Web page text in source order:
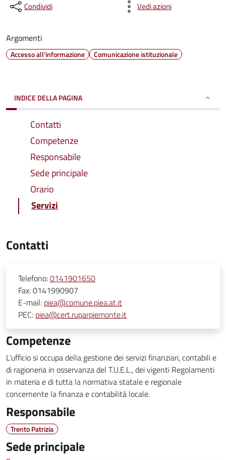
Condividi Vedi azioni
Argomenti
Accesso all'informazione Comunicazione istituzionale
INDICE DELLA PAGINA
Contatti
Competenze
Responsabile
Sede principale
Orario
Servizi
Contatti
Telefono:0141901650
Fax:0141990907
E-mail: piea@comune.piea.at.it
PEC: piea@cert.ruparpiemonte.it
Competenze
L'ufficio si occupa della gestione dei servizi finanziari, contabili e
di ragioneria in osservanza del T.U.E.L., dei vigenti Regolamenti
in materia e di tutta la normativa statale e regionale
concernente la finanza e contabilità locale.
Responsabile
Trento Patrizia
Sede principale